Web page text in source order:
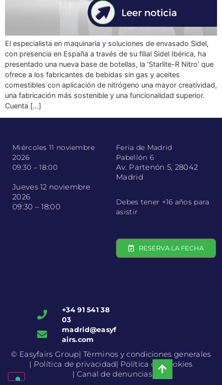
El especialista en maquinaria y soluciones de envasado Sidel,
con presencia en España a través de su filial Sidel Ibérica, ha
presentado una nueva base de botellas, la ‘Starlite-R Nitro’ que
ofrece a los fabricantes de bebidas sin gas y aceites
comestibles con aplicación de nitrógeno una mayor creatividad,
una fabricación más sostenible y una funcionalidad superior.
Cuenta […]
Miércoles 11 noviembre
2026
09:30 – 18:00
Jueves 12 noviembre
2026
09:30 – 18:00
Feria de Madrid
Pabellón 6
Av. Partenón 5, 28042
Madrid
Debes tener +16 años para
asistir
RESERVA LA FECHA
+34 91 541 38
03
madrid@easyf
airs.com
© Easyfairs Group| Términos y condiciones generales
| Política de privacidad| Política de Cookies
| Canal de denuncias